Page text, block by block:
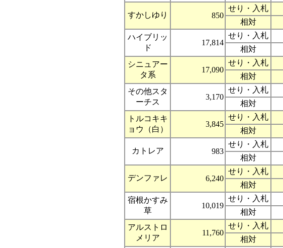
すかしゆり 850
せり・入札
相対
ハイブリッ
ド
17,814
せり・入札
相対
シニュアー
タ系
17,090
せり・入札
相対
その他スタ
ーチス
3,170
せり・入札
相対
トルコキキ
ョウ（白）
3,845
せり・入札
相対
カトレア 983
せり・入札
相対
デンファレ 6,240
せり・入札
相対
宿根かすみ
草
10,019
せり・入札
相対
アルストロ
メリア
11,760
せり・入札
相対